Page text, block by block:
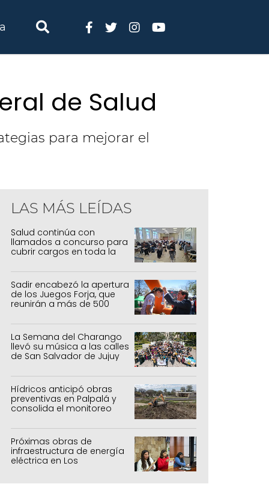
de Salud
para mejorar el
LAS MÁS LEÍDAS
Salud continúa con
llamados a concurso para
cubrir cargos en toda la
Sadir encabezó la apertura
de los Juegos Forja, que
reunirán a más de 500
La Semana del Charango
llevó su música a las calles
de San Salvador de Jujuy
Hídricos anticipó obras
preventivas en Palpalá y
consolida el monitoreo
Próximas obras de
infraestructura de energía
eléctrica en Los